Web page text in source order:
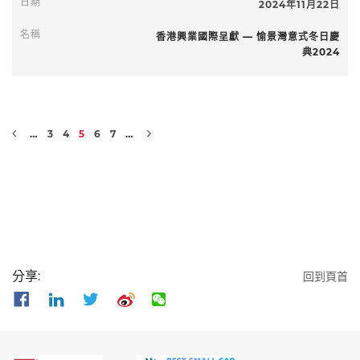
2024年11月22日
香港興業國際呈獻 — 愉景灣意式冬日慶
典2024
… 3 4 5 6 7 …
分享: 回到頁首